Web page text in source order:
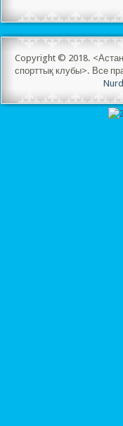
Copyright © 2018.
спорттық клубы>. Все